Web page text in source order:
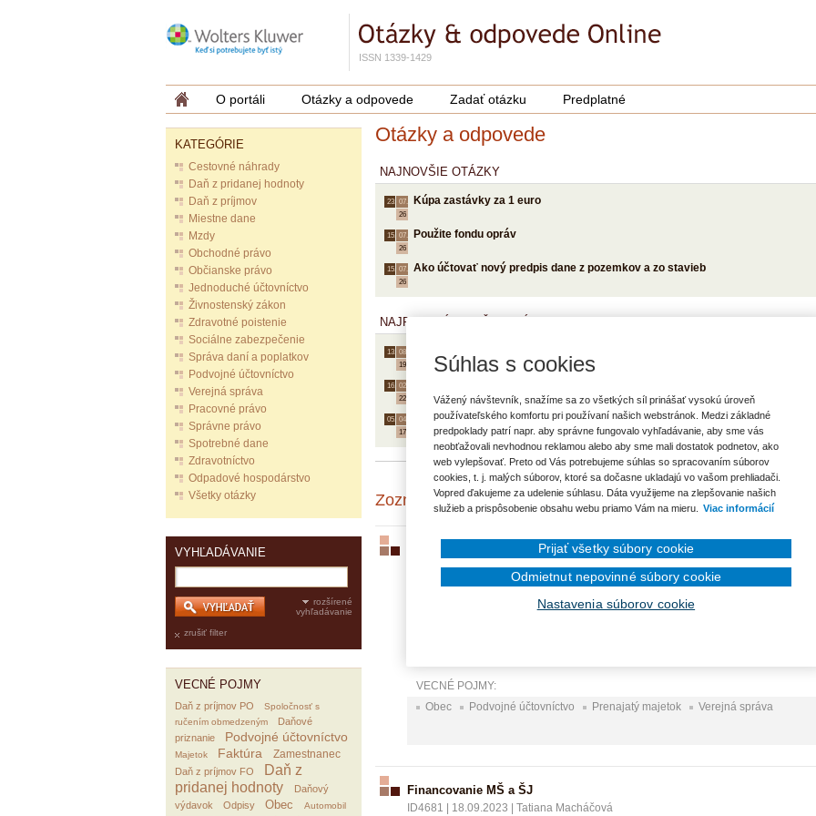
ISSN 1339-1429
O portáli Otázky a odpovede Zadať otázku Predplatné
KATEGÓRIE
Cestovné náhrady
Daň z pridanej hodnoty
Daň z príjmov
Miestne dane
Mzdy
Obchodné právo
Občianske právo
Jednoduché účtovníctvo
Živnostenský zákon
Zdravotné poistenie
Sociálne zabezpečenie
Správa daní a poplatkov
Podvojné účtovníctvo
Verejná správa
Pracovné právo
Správne právo
Spotrebné dane
Zdravotníctvo
Odpadové hospodárstvo
Všetky otázky
VYHĽADÁVANIE
rozšírené
vyhľadávanie
zrušiť filter
VECNÉ POJMY
Daň z príjmov PO
Spoločnosť s
ručením obmedzeným
Daňové
priznanie
Podvojné účtovníctvo
Majetok Faktúra Zamestnanec
Daň z príjmov FO
Daň z
pridanej hodnoty
Daňový
výdavok
Odpisy Obec Automobil
Otázky a odpovede
NAJNOVŠIE OTÁZKY
23. 07.
26
Kúpa zastávky za 1 euro
15. 07.
26
Použite fondu opráv
15. 07.
26
Ako účtovať nový predpis dane z pozemkov a zo stavieb
NAJPOPULÁRNEJŠIE OTÁZKY
13. 08.
19
16. 02.
22
05. 04.
17
Fotografie ako súčasť obstarávacej ceny majetku
Zoznam otázok
ID4699| 18.09.2023|Tatiana Macháčová
Mesto poskytuje občanom mesta: poskytnutie/použitie/prenájom chladiaceho
na obrad. Je to služba alebo prenájom? 318 účet alebo 378? 602 alebo 648?
Podobne poskytujeme priestor kultúrneho domu na vystúpenia, akcie. Ide o
VECNÉ POJMY:
Obec
Podvojné účtovníctvo Prenajatý majetok Verejná správa
Financovanie MŠ a ŠJ
ID4681 18.09.2023
Tatiana Macháčová
Súhlas s cookies
Vážený návštevník, snažíme sa zo všetkých síl prinášať vysokú úroveň
používateľského komfortu pri používaní našich webstránok. Medzi základné
predpoklady patrí napr. aby správne fungovalo vyhľadávanie, aby sme vás
neobťažovali nevhodnou reklamou alebo aby sme mali dostatok podnetov, ako
web vylepšovať. Preto od Vás potrebujeme súhlas so spracovaním súborov
cookies, t. j. malých súborov, ktoré sa dočasne ukladajú vo vašom prehliadači.
Vopred ďakujeme za udelenie súhlasu. Dáta využijeme na zlepšovanie našich
služieb a prispôsobenie obsahu webu priamo Vám na mieru.
Viac informácií
Nastavenia súborov cookie
Odmietnut nepovinné súbory cookie
Prijať všetky súbory cookie